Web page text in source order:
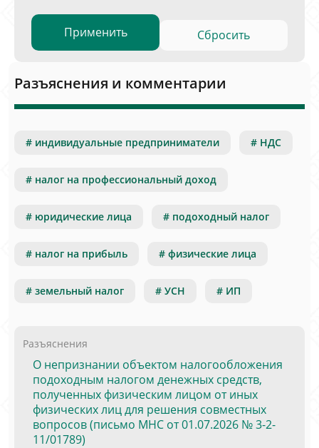
Сбросить
Разъяснения и комментарии
# индивидуальные предприниматели # НДС
# налог на профессиональный доход
# юридические лица # подоходный налог
# налог на прибыль # физические лица
# земельный налог # УСН # ИП
Разъяснения
О непризнании объектом налогообложения
подоходным налогом денежных средств,
полученных физическим лицом от иных
физических лиц для решения совместных
вопросов (письмо МНС от 01.07.2026 № 3-2-
11/01789)